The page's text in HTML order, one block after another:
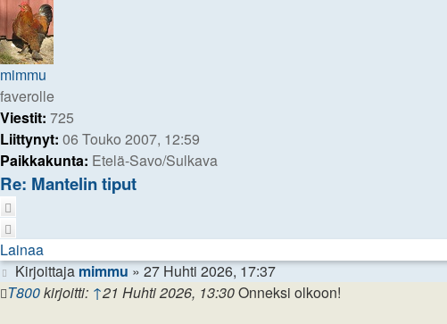
mimmu
faverolle
Viestit: 725
Liittynyt: 06 Touko 2007, 12:59
Paikkakunta: Etelä-Savo/Sulkava
Re: Mantelin tiput
Lainaa
Viesti
Kirjoittaja mimmu » 27 Huhti 2026, 17:37
T800kirjoitti: ↑21 Huhti 2026, 13:30Onneksi olkoon!